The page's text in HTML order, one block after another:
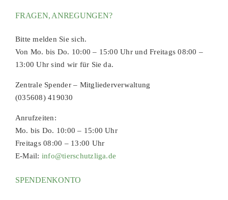
FRAGEN, ANREGUNGEN?
Bitte melden Sie sich.
Von Mo. bis Do. 10:00 – 15:00 Uhr und Freitags 08:00 –
13:00 Uhr sind wir für Sie da.
Zentrale Spender – Mitgliederverwaltung
(035608) 419030
Anrufzeiten:
Mo. bis Do. 10:00 – 15:00 Uhr
Freitags 08:00 – 13:00 Uhr
E-Mail: info@tierschutzliga.de
SPENDENKONTO